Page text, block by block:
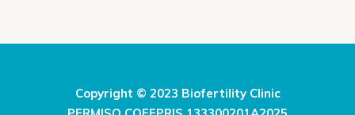
Copyright © 2023 Biofertility Clinic